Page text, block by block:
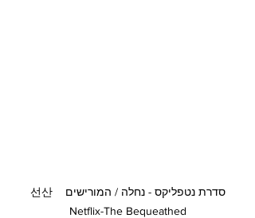
סדרת נטפליקס - נחלה / המורישים  선산
Netflix-The Bequeathed